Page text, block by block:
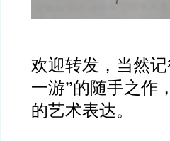
欢迎转发，当然
一游”的随手之作
的艺术表达。